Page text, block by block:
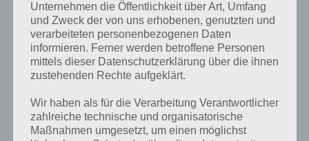
Shiny The Firefly für Android im Google
Play Store
Shiny The Firefly kann im Google Play Store für Android als
kostenlose Version und als kostenpflichtige Variante
hierbei etwas lügt (Stand: 2.5.2013 – 14 Uhr). Die kostenlose Version
hat gerade einmal 11 Levvel und finanziert sich durch exzessive
Werbung. Ihr solltet diese nur herunterladen, um Shiny The Firefly
Unternehmen die Öffentlichkeit über Art, Umfang
und Zweck der von uns erhobenen, genutzten und
verarbeiteten personenbezogenen Daten
informieren. Ferner werden betroffene Personen
mittels dieser Datenschutzerklärung über die ihnen
zustehenden Rechte aufgeklärt.
Wir haben als für die Verarbeitung Verantwortlicher
zahlreiche technische und organisatorische
Maßnahmen umgesetzt, um einen möglichst